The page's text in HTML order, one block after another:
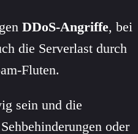
DDoS-Angriffe, bei
die Serverlast durch
Fluten.
sein und die
oder